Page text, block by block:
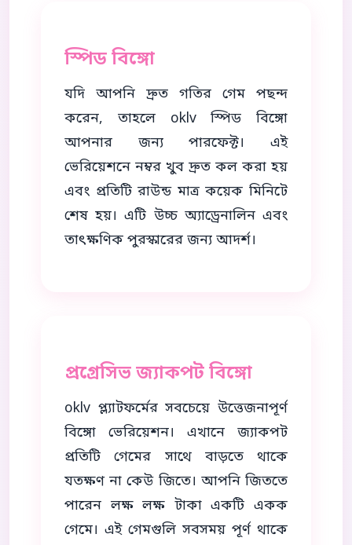
স্পিড বিঙ্গো
যদি আপনি দ্রুত গতির গেম পছন্দ
করেন, তাহলে oklv স্পিড বিঙ্গো
আপনার জন্য পারফেক্ট। এই
ভেরিয়েশনে নম্বর খুব দ্রুত কল করা হয়
এবং প্রতিটি রাউন্ড মাত্র কয়েক মিনিটে
শেষ হয়। এটি উচ্চ অ্যাড্রেনালিন এবং
তাৎক্ষণিক পুরস্কারের জন্য আদর্শ।
প্রগ্রেসিভ জ্যাকপট বিঙ্গো
oklv প্ল্যাটফর্মের সবচেয়ে উত্তেজনাপূর্ণ
বিঙ্গো ভেরিয়েশন। এখানে জ্যাকপট
প্রতিটি গেমের সাথে বাড়তে থাকে
যতক্ষণ না কেউ জিতে। আপনি জিততে
পারেন লক্ষ লক্ষ টাকা একটি একক
গেমে। এই গেমগুলি সবসময় পূর্ণ থাকে